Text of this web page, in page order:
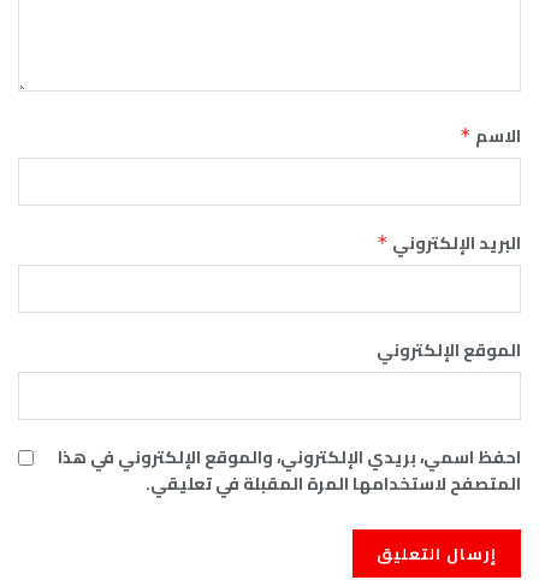
الاسم *
البريد الإلكتروني *
الموقع الإلكتروني
احفظ اسمي، بريدي الإلكتروني، والموقع الإلكتروني في هذا
المتصفح لاستخدامها المرة المقبلة في تعليقي.